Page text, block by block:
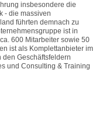
insbesondere die
- die massiven
führten demnach zu
ist in
600 Mitarbeiter sowie 50
ist als Komplettanbieter im
Geschäftsfeldern
und Consulting & Training